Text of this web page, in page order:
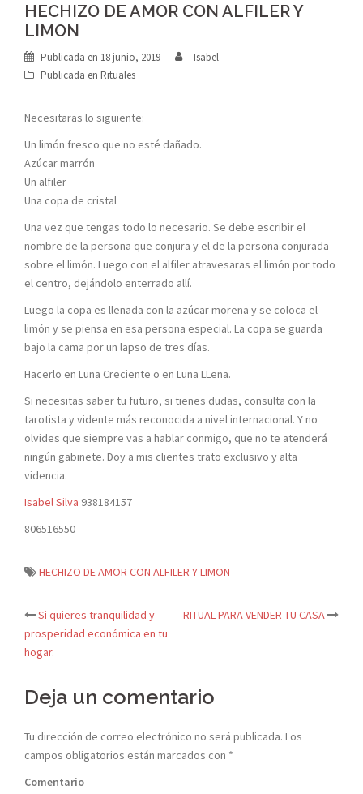
HECHIZO DE AMOR CON ALFILER Y
LIMON
Publicada en 18 junio, 2019
Isabel
Publicada en Rituales
Necesitaras lo siguiente:
Un limón fresco que no esté dañado.
Azúcar marrón
Un alfiler
Una copa de cristal
Una vez que tengas todo lo necesario. Se debe escribir el
nombre de la persona que conjura y el de la persona conjurada
sobre el limón. Luego con el alfiler atravesaras el limón por todo
el centro, dejándolo enterrado allí.
Luego la copa es llenada con la azúcar morena y se coloca el
limón y se piensa en esa persona especial. La copa se guarda
bajo la cama por un lapso de tres días.
Hacerlo en Luna Creciente o en Luna LLena.
Si necesitas saber tu futuro, si tienes dudas, consulta con la
tarotista y vidente más reconocida a nivel internacional. Y no
olvides que siempre vas a hablar conmigo, que no te atenderá
ningún gabinete. Doy a mis clientes trato exclusivo y alta
videncia.
Isabel Silva 938184157
806516550
HECHIZO DE AMOR CON ALFILER Y LIMON
Navegación
de
entradas
Si quieres tranquilidad y
prosperidad económica en tu
hogar.
RITUAL PARA VENDER TU CASA
Deja un comentario
Tu dirección de correo electrónico no será publicada. Los
campos obligatorios están marcados con *
Comentario